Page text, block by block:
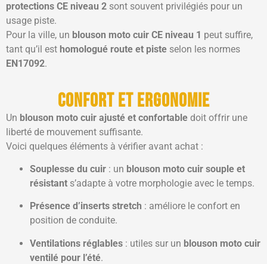
protections CE niveau 2 sont souvent privilégiés pour un
usage piste.
Pour la ville, un blouson moto cuir CE niveau 1 peut suffire,
tant qu’il est homologué route et piste selon les normes
EN17092.
Confort et ergonomie
Un blouson moto cuir ajusté et confortable doit offrir une
liberté de mouvement suffisante.
Voici quelques éléments à vérifier avant achat :
Souplesse du cuir : un blouson moto cuir souple et
résistant s’adapte à votre morphologie avec le temps.
Présence d’inserts stretch : améliore le confort en
position de conduite.
Ventilations réglables : utiles sur un blouson moto cuir
ventilé pour l’été.